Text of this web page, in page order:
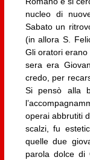
nucleo di
Sabato un
(in allora S.
Gli oratori
sera era
credo, per
Si pensò alla
operai abbrutiti
scalzi, fu
quelle due
parola dolce di